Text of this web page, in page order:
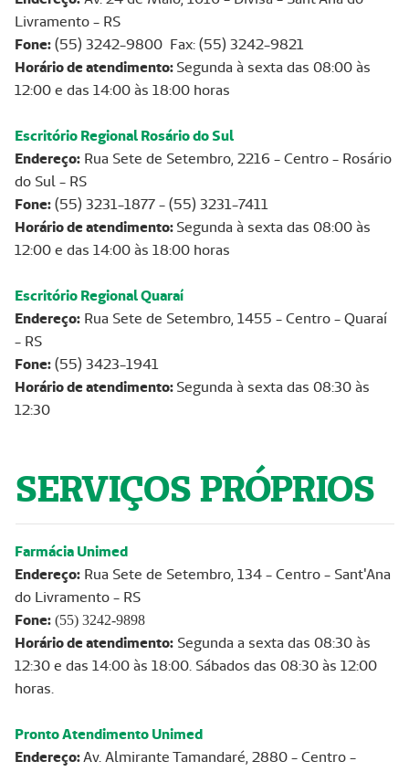
Livramento - RS
Fone:(55) 3242-9800 Fax: (55) 3242-9821
Horário de atendimento:Segunda à sexta das 08:00 às
12:00 e das 14:00 às 18:00 horas
Escritório Regional Rosário do Sul
Endereço: Rua Sete de Setembro, 2216 - Centro - Rosário
do Sul - RS
Fone:(55) 3231-1877 - (55) 3231-7411
Horário de atendimento:Segunda à sexta das 08:00 às
12:00 e das 14:00 às 18:00 horas
Escritório Regional Quaraí
Endereço: Rua Sete de Setembro, 1455 - Centro - Quaraí
- RS
Fone:(55) 3423-1941
Horário de atendimento:Segunda à sexta das 08:30 às
12:30
SERVIÇOS PRÓPRIOS
Farmácia Unimed
Endereço: Rua Sete de Setembro, 134 - Centro - Sant'Ana
do Livramento - RS
Fone: (55) 3242-9898
Horário de atendimento: Segunda a sexta das 08:30 às
12:30 e das 14:00 às 18:00. Sábados das 08:30 às 12:00
horas.
Pronto Atendimento Unimed
Endereço:Av. Almirante Tamandaré, 2880 - Centro -